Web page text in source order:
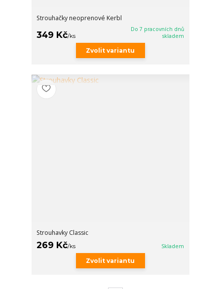
Strouhačky neoprenové Kerbl
349 Kč/ks
Do 7 pracovních dnů
skladem
Zvolit variantu
Strouhavky Classic
269 Kč/ks Skladem
Zvolit variantu